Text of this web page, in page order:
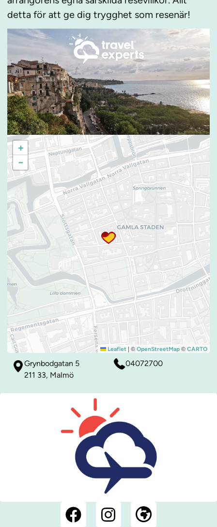
detta för att ge dig trygghet som resenär!
+
−
Leaflet | © OpenStreetMap © CARTO
Grynbodgatan 5
211 33, Malmö
04072700